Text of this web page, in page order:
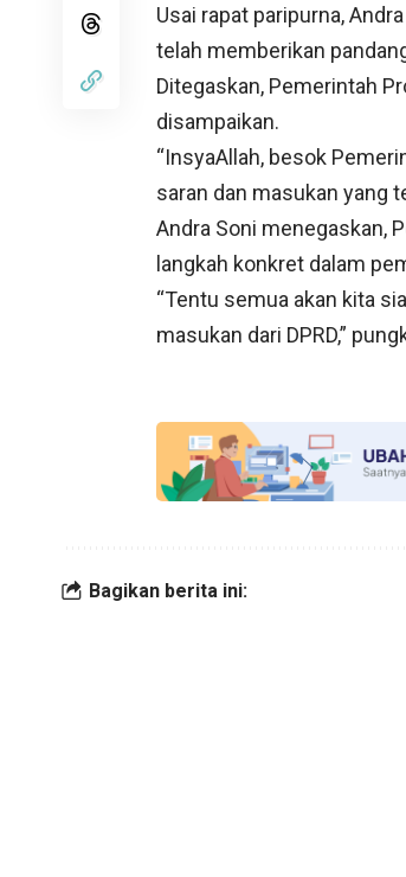
Usai rapat paripurna,
telah memberikan
Ditegaskan, Pemerintah
disampaikan.
“InsyaAllah, besok
saran dan masukan yang
Andra Soni menegaskan,
langkah konkret dalam
“Tentu semua akan kita
masukan dari DPRD,”
Bagikan berita ini: